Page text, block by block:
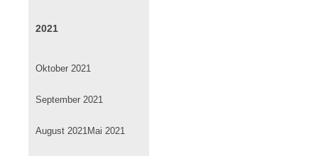
2021
Oktober 2021
September 2021
August 2021Mai 2021